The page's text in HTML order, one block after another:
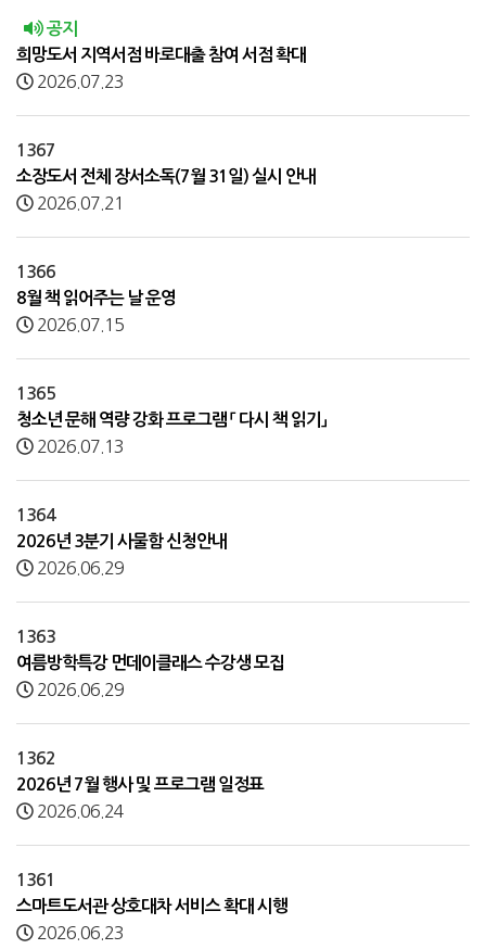
공지
희망도서 지역서점 바로대출 참여 서점 확대
2026.07.23
1367
소장도서 전체 장서소독(7월 31일) 실시 안내
2026.07.21
1366
8월 책 읽어주는 날 운영
2026.07.15
1365
청소년 문해 역량 강화 프로그램 「 다시 책 읽기」
2026.07.13
1364
2026년 3분기 사물함 신청안내
2026.06.29
1363
여름방학특강 먼데이클래스 수강생 모집
2026.06.29
1362
2026년 7월 행사 및 프로그램 일정표
2026.06.24
1361
스마트도서관 상호대차 서비스 확대 시행
2026.06.23